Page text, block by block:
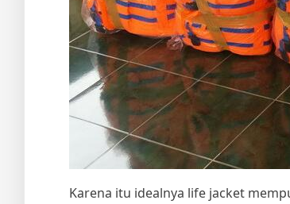
Karena itu idealnya life jacket